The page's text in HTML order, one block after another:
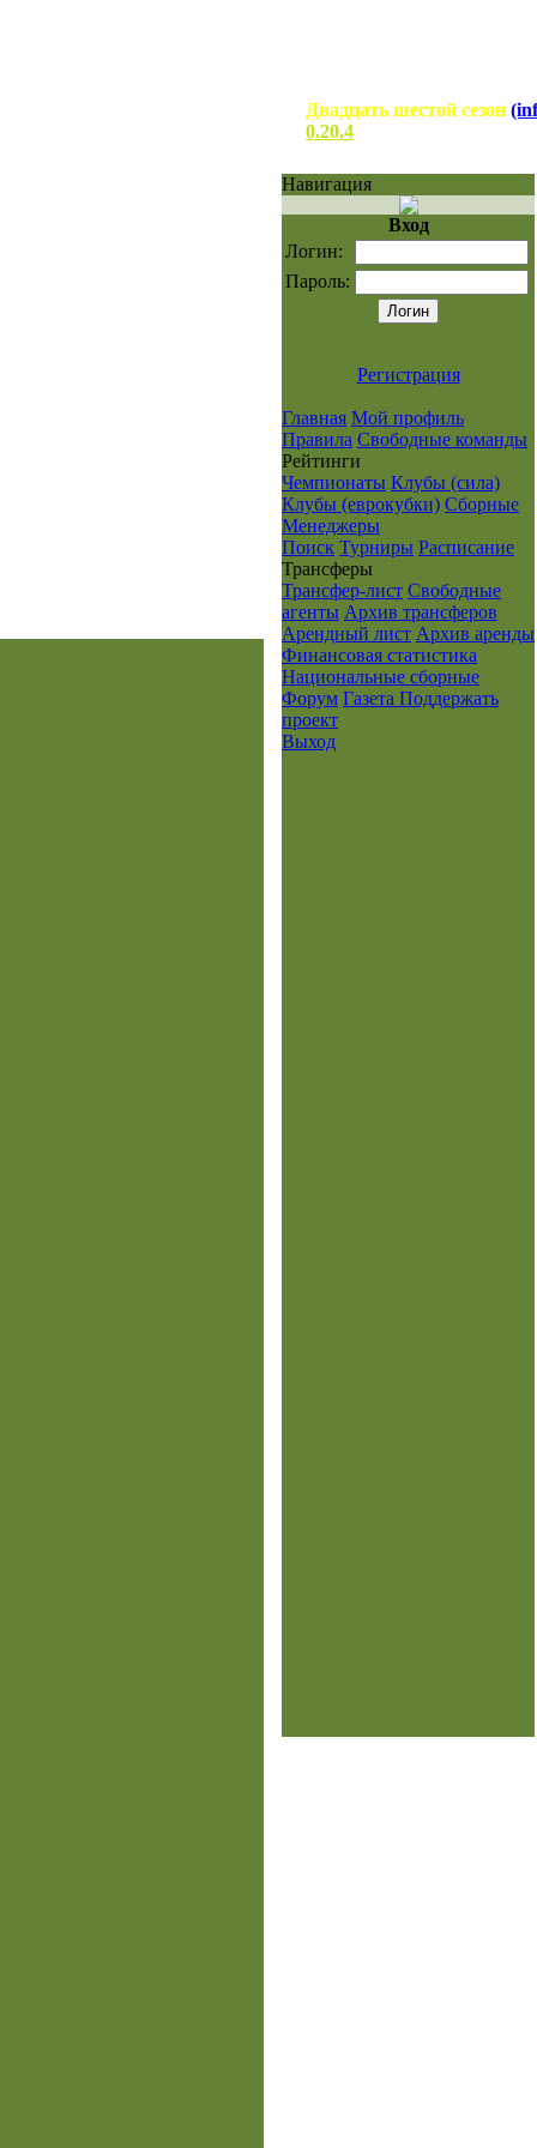
Двадцать шестой сезон
0.20.4
Навигация
Вход
Логин:
Пароль:
Регистрация
Главная Мой профиль
Правила Свободные команды
Рейтинги
Чемпионаты Клубы (сила)
Клубы (еврокубки) Сборные
Менеджеры
Поиск Турниры Расписание
Транcферы
Трансфер-лист Свободные
агенты Архив трансферов
Арендный лист Архив аренды
Финансовая статистика
Национальные сборные
Форум Газета Поддержать
проект
Выход